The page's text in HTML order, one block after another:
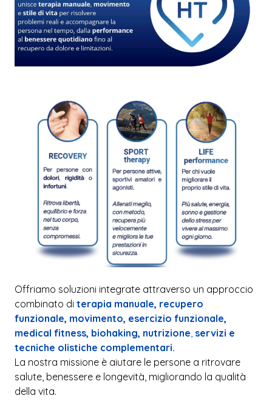
Offriamo soluzioni integrate attraverso un approccio
combinato di terapia manuale, recupero
funzionale, movimento, esercizio funzionale,
medical fitness, biohaking, nutrizione servizi e
tecniche olistiche complementari.
La nostra missione è aiutare le persone a ritrovare
salute, benessere e longevità, migliorando la qualità
della vita.